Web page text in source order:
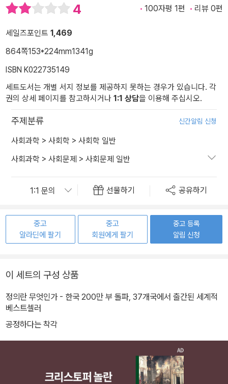
4 100자평 1편 리뷰 0편
세일즈포인트 1,469
864쪽153*224mm1341g
ISBN K022735149
세트도서는 개별 서지 정보를 제공하지 못하는 경우가 있습니다. 각
권의 상세 페이지를 참고하시거나 1:1 상담을 이용해 주십시오.
주제분류 신간알림 신청
사회과학 > 사회학 > 사회학 일반
사회과학 > 사회문제 > 사회문제 일반
선물하기 공유하기
중고
알라딘에 팔기
중고
회원에게 팔기
중고 등록
알림 신청
이 세트의 구성 상품
정의란 무엇인가 - 한국 200만 부 돌파, 37개국에서 출간된 세계적
베스트셀러
공정하다는 착각